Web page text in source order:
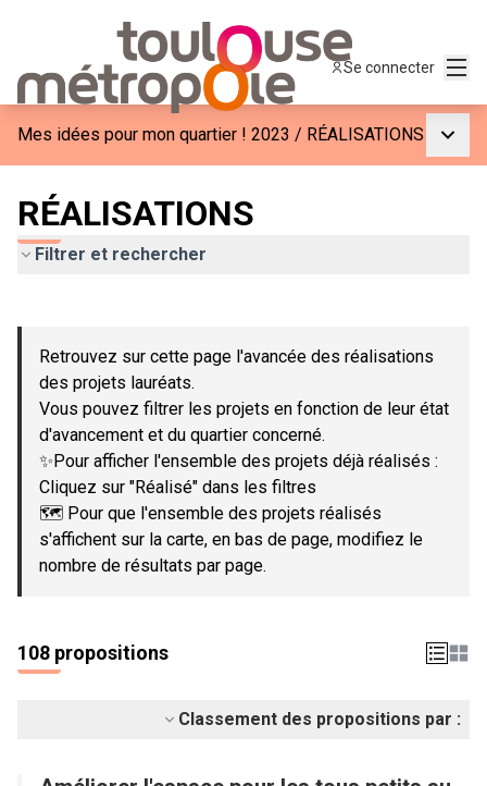
Se connecter
Mes idées pour mon quartier ! 2023 / RÉALISATIONS
RÉALISATIONS
Filtrer et rechercher
−
Retrouvez sur cette page l'avancée des réalisations
des projets lauréats.
Vous pouvez filtrer les projets en fonction de leur état
d'avancement et du quartier concerné.
✨Pour afficher l'ensemble des projets déjà réalisés :
Cliquez sur "Réalisé" dans les filtres
🗺️ Pour que l'ensemble des projets réalisés
s'affichent sur la carte, en bas de page, modifiez le
nombre de résultats par page.
108 propositions
Classement des propositions par :